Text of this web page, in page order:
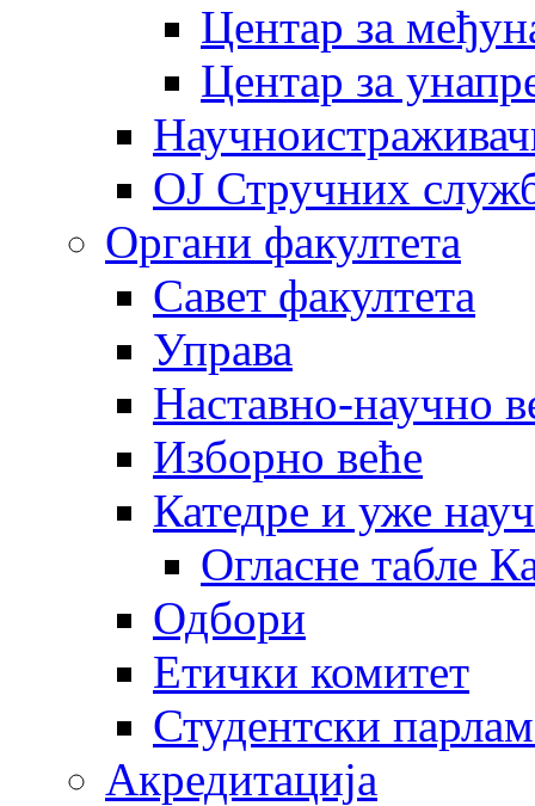
Центар за
Центар за
OJ Стручних
Органи факултета
Савет факултета
Управа
Наставно-научно
Изборно веће
Катедре и уже
Огласне табле
Одбори
Етички комитет
Студентски
Акредитација